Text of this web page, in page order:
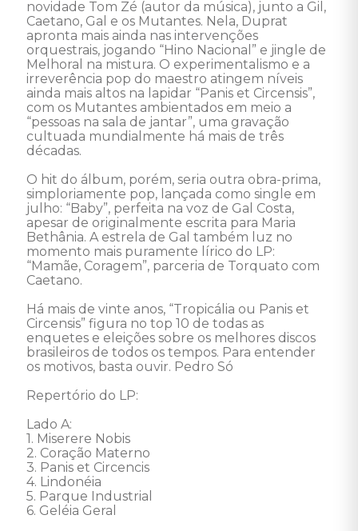
novidade Tom Zé (autor da música), junto a Gil,
Caetano, Gal e os Mutantes. Nela, Duprat
apronta mais ainda nas intervenções
orquestrais, jogando “Hino Nacional” e jingle de
Melhoral na mistura. O experimentalismo e a
irreverência pop do maestro atingem níveis
ainda mais altos na lapidar “Panis et Circensis”,
com os Mutantes ambientados em meio a
“pessoas na sala de jantar”, uma gravação
cultuada mundialmente há mais de três
décadas.
O hit do álbum, porém, seria outra obra-prima,
simploriamente pop, lançada como single em
julho: “Baby”, perfeita na voz de Gal Costa,
apesar de originalmente escrita para Maria
Bethânia. A estrela de Gal também luz no
momento mais puramente lírico do LP:
“Mamãe, Coragem”, parceria de Torquato com
Caetano.
Há mais de vinte anos, “Tropicália ou Panis et
Circensis” figura no top 10 de todas as
enquetes e eleições sobre os melhores discos
brasileiros de todos os tempos. Para entender
os motivos, basta ouvir. Pedro Só
Repertório do LP:
Lado A:
1. Miserere Nobis
2. Coração Materno
3. Panis et Circencis
4. Lindonéia
5. Parque Industrial
6. Geléia Geral